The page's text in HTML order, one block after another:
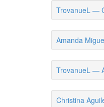
TrovanueL —
Amanda
TrovanueL —
Christina